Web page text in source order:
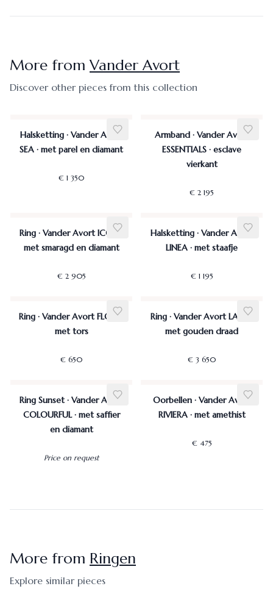
More fromVander Avort
Discover other pieces from this collection
Halsketting · Vander Avort
SEA · met parel en diamant
€ 1 350
Armband · Vander Avort
ESSENTIALS · esclave
vierkant
€ 2 195
Ring · Vander Avort ICON ·
met smaragd en diamant
€ 2 905
Halsketting · Vander Avort
LINEA · met staafje
€ 1 195
Ring · Vander Avort FLOW ·
met tors
€ 650
Ring · Vander Avort LACE ·
met gouden draad
€ 3 650
Ring Sunset · Vander Avort
COLOURFUL · met saffier
en diamant
Price on request
Oorbellen · Vander Avort
RIVIERA · met amethist
€ 475
More from Ringen
Explore similar pieces